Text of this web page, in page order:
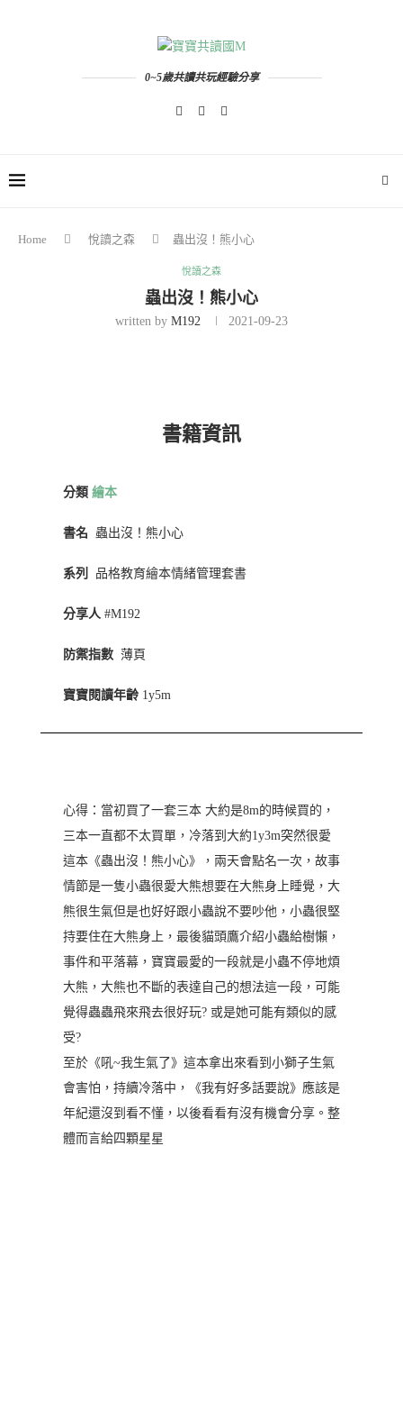
0~5歲共讀共玩經驗分享
Home 悅讀之森 蟲出沒！熊小心
悅讀之森
蟲出沒！熊小心
written by M192 2021-09-23
書籍資訊
分類 繪本
書名 蟲出沒！熊小心
系列 品格教育繪本情緒管理套書
分享人 #M192
防禦指數 薄頁
寶寶閱讀年齡 1y5m
心得：當初買了一套三本 大約是8m的時候買的，
三本一直都不太買單，冷落到大約1y3m突然很愛
這本《蟲出沒！熊小心》，兩天會點名一次，故事
情節是一隻小蟲很愛大熊想要在大熊身上睡覺，大
熊很生氣但是也好好跟小蟲說不要吵他，小蟲很堅
持要住在大熊身上，最後貓頭鷹介紹小蟲給樹懶，
事件和平落幕，寶寶最愛的一段就是小蟲不停地煩
大熊，大熊也不斷的表達自己的想法這一段，可能
覺得蟲蟲飛來飛去很好玩? 或是她可能有類似的感
受?
至於《吼~我生氣了》這本拿出來看到小獅子生氣
會害怕，持續冷落中，《我有好多話要說》應該是
年紀還沒到看不懂，以後看看有沒有機會分享。整
體而言給四顆星星